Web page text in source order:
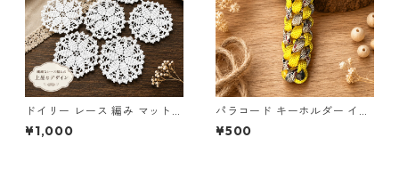
ドイリー レース 編み マット
白 コースター s1
¥1,000
パラコード キーホルダー イエ
ロー×ベージュ(赤・黒) ハンド
メイド 国産 本革 ヌメ革
¥500